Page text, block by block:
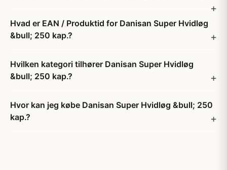
Hvad er EAN / Produktid for Danisan Super Hvidløg
&bull; 250 kap.?
Hvilken kategori tilhører Danisan Super Hvidløg
&bull; 250 kap.?
Hvor kan jeg købe Danisan Super Hvidløg &bull; 250
kap.?